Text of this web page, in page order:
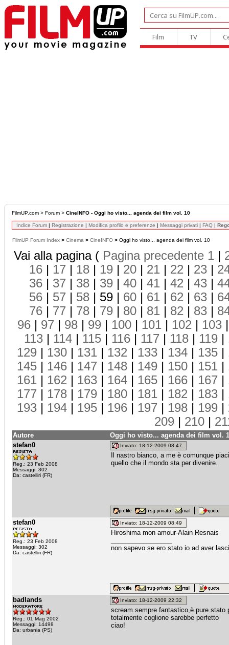
Film TV
FilmUP.com > Forum > CineINFO - Oggi ho visto... agenda dei film vol. 10
Indice Forum | Registrazione | Modifica profilo e preferenze | Messaggi privati | FAQ |
FilmUP Forum Index > Cinema > CineINFO > Oggi ho visto... agenda dei film vol. 10
Vai alla pagina ( Pagina precedente 1 |
16 | 17 | 18 | 19 | 20 | 21 | 22 | 23 |
36 | 37 | 38 | 39 | 40 | 41 | 42 | 43 |
56 | 57 | 58 | 59 | 60 | 61 | 62 | 63 |
76 | 77 | 78 | 79 | 80 | 81 | 82 | 83 |
96 | 97 | 98 | 99 | 100 | 101 | 102 | 103
113 | 114 | 115 | 116 | 117 | 118 | 119 |
129 | 130 | 131 | 132 | 133 | 134 | 135 |
145 | 146 | 147 | 148 | 149 | 150 | 151 |
161 | 162 | 163 | 164 | 165 | 166 | 167 |
177 | 178 | 179 | 180 | 181 | 182 | 183 |
193 | 194 | 195 | 196 | 197 | 198 | 199 |
209 | 210 |
Autore
Oggi ho visto... agenda dei film vol.
stefan0
Reg.: 23 Feb 2008
Messaggi: 302
Da: castelliri (FR)
Inviato: 18-12-2009 08:47
Il nastro bianco, a me è comunque
quello che il mondo sta per divenire.
stefan0
Reg.: 23 Feb 2008
Messaggi: 302
Da: castelliri (FR)
Inviato: 18-12-2009 08:49
Hiroshima mon amour-Alain Resnais
non sapevo se ero stato io ad aver
badlands
Reg.: 01 Mag 2002
Messaggi: 14498
Da: urbania (PS)
Inviato: 18-12-2009 22:32
scream.sempre fantastico,è pure stato
totalmente coglione sarebbe perfetto
ciao!